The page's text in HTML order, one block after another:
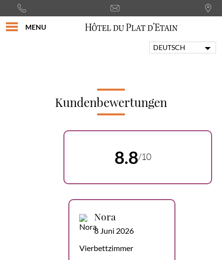
MENU
DEUTSCH
ITALIANO
ESPAÑOL
Kundenbewertungen
8.8/10
Nora
8 Juni 2026
Vierbettzimmer